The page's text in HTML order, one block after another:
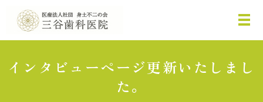
インタビューページ更新いたしまし
た。